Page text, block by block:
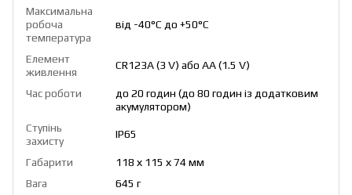
Максимальна
робоча
температура
від -40°C до +50°C
Елемент
живлення
CR123A (3 V) або AA (1.5 V)
Час роботи
до 20 годин (до 80 годин із додатковим
акумулятором)
Ступінь
захисту
IP65
Габарити
118 х 115 х 74 мм
Вага
645 г